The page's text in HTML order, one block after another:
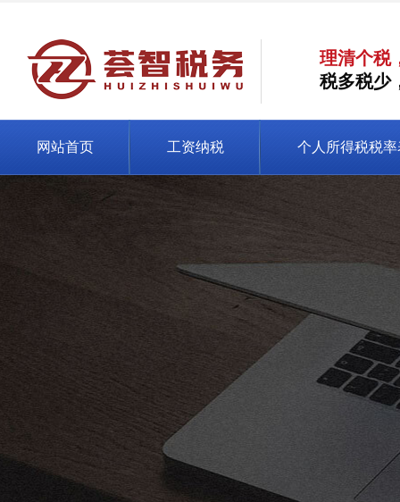
理清个税
税多税少
网站首页 工资纳税 个人所得税税率